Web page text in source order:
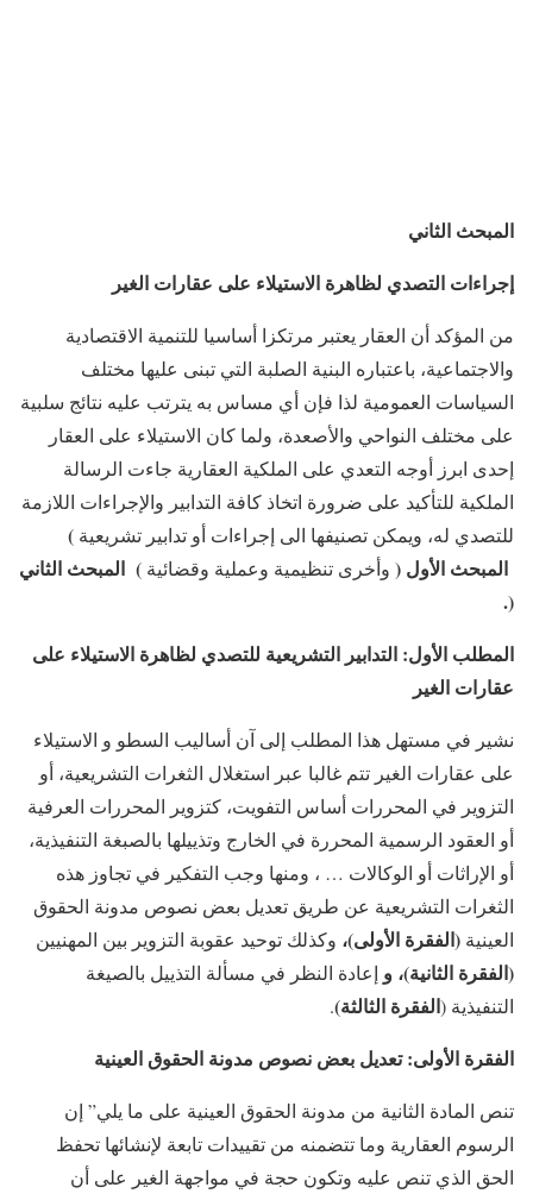
المبحث الثاني
إجراءات التصدي لظاهرة الاستيلاء على عقارات الغير
من المؤكد أن العقار يعتبر مرتكزا أساسيا للتنمية الاقتصادية
والاجتماعية، باعتباره البنية الصلبة التي تبنى عليها مختلف
السياسات العمومية لذا فإن أي مساس به يترتب عليه نتائج سلبية
على مختلف النواحي والأصعدة، ولما كان الاستيلاء على العقار
إحدى ابرز أوجه التعدي على الملكية العقارية جاءت الرسالة
الملكية للتأكيد على ضرورة اتخاذ كافة التدابير والإجراءات اللازمة
للتصدي له، ويمكن تصنيفها الى إجراءات أو تدابير تشريعية )
المبحث الأول ( وأخرى تنظيمية وعملية وقضائية ) المبحث الثاني
(
.
المطلب الأول: التدابير التشريعية للتصدي لظاهرة الاستيلاء على
عقارات الغير
نشير في مستهل هذا المطلب إلى آن أساليب السطو و الاستيلاء
على عقارات الغير تتم غالبا عبر استغلال الثغرات التشريعية، أو
التزوير في المحررات أساس التفويت، كتزوير المحررات العرفية
أو العقود الرسمية المحررة في الخارج وتذييلها بالصبغة التنفيذية،
أو الإراثات أو الوكالات … ، ومنها وجب التفكير في تجاوز هذه
الثغرات التشريعية عن طريق تعديل بعض نصوص مدونة الحقوق
العينية (الفقرة الأولى)، وكذلك توحيد عقوبة التزوير بين المهنيين
(الفقرة الثانية)، و إعادة النظر في مسألة التذييل بالصيغة
التنفيذية (الفقرة الثالثة).
الفقرة الأولى: تعديل بعض نصوص مدونة الحقوق العينية
تنص المادة الثانية من مدونة الحقوق العينية على ما يلي” إن
الرسوم العقارية وما تتضمنه من تقييدات تابعة لإنشائها تحفظ
الحق الذي تنص عليه وتكون حجة في مواجهة الغير على أن